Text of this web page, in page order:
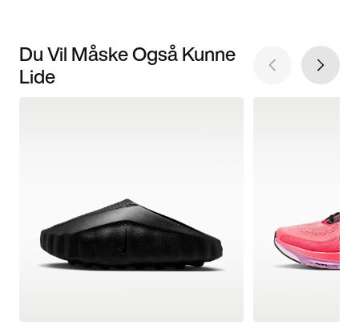
Du Vil Måske Også Kunne
Lide